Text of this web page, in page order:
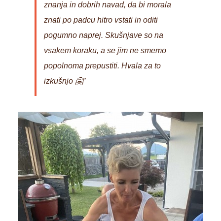
znanja in dobrih navad, da bi morala
znati po padcu hitro vstati in oditi
pogumno naprej. Skušnjave so na
vsakem koraku, a se jim ne smemo
popolnoma prepustiti. Hvala za to
izkušnjo 🤗”